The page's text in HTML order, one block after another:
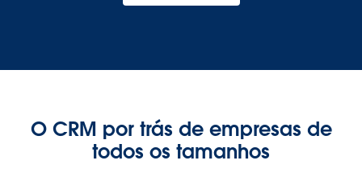
O CRM por trás de empresas de
todos os tamanhos